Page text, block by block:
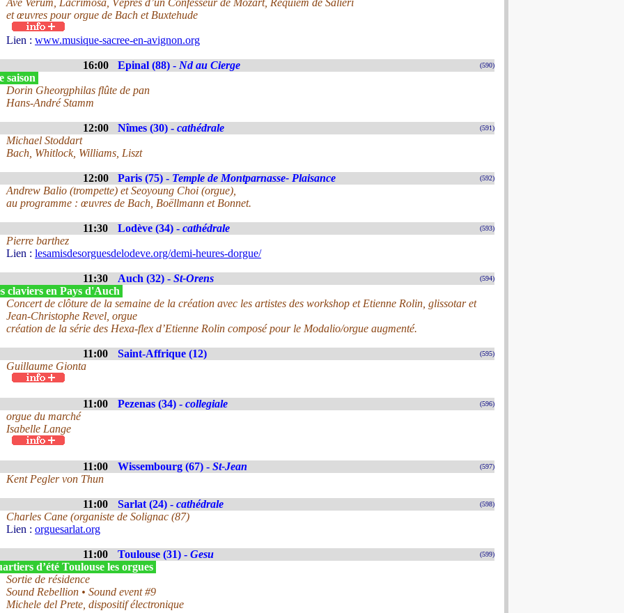
Ave Verum, Lacrimosa, Vêpres d’un Confesseur de Mozart, Requiem de Salieri
et œuvres pour orgue de Bach et Buxtehude
Lien : www.musique-sacree-en-avignon.org
16:00 Epinal (88) - Nd au Cierge (590)
saison
Dorin Gheorgphilas flûte de pan
Hans-André Stamm
12:00 Nîmes (30) - cathédrale (591)
Michael Stoddart
Bach, Whitlock, Williams, Liszt
12:00 Paris (75) - Temple de Montparnasse- Plaisance (592)
Andrew Balio (trompette) et Seoyoung Choi (orgue),
au programme : œuvres de Bach, Boëllmann et Bonnet.
11:30 Lodève (34) - cathédrale (593)
Pierre barthez
Lien : lesamisdesorguesdelodeve.org/demi-heures-dorgue/
11:30 Auch (32) - St-Orens (594)
claviers en Pays d'Auch
Concert de clôture de la semaine de la création avec les artistes des workshop et Etienne Rolin, glissotar et
Jean-Christophe Revel, orgue
création de la série des Hexa-flex d’Etienne Rolin composé pour le Modalio/orgue augmenté.
11:00 Saint-Affrique (12) (595)
Guillaume Gionta
11:00 Pezenas (34) - collegiale (596)
orgue du marché
Isabelle Lange
11:00 Wissembourg (67) - St-Jean (597)
Kent Pegler von Thun
11:00 Sarlat (24) - cathédrale (598)
Charles Cane (organiste de Solignac (87)
Lien : orguesarlat.org
11:00 Toulouse (31) - Gesu (599)
d’été Toulouse les orgues
Sortie de résidence
Sound Rebellion • Sound event #9
Michele del Prete, dispositif électronique